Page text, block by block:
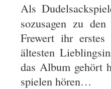
Als
sozusagen zu
Frewert ihr
ältesten
das Album gehört
spielen hören…